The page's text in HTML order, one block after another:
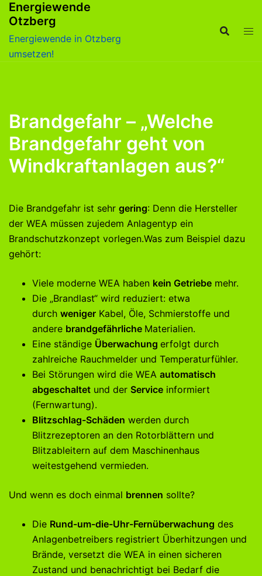
Zum
Inhalt
springen
Energiewende
Otzberg
Energiewende in Otzberg
umsetzen!
Brandgefahr – „Welche
Brandgefahr geht von
Windkraftanlagen aus?“
Die Brandgefahr ist sehr gering: Denn die Hersteller
der WEA müssen zujedem Anlagentyp ein
Brandschutzkonzept vorlegen.Was zum Beispiel dazu
gehört:
Viele moderne WEA haben kein Getriebe mehr.
Die „Brandlast“ wird reduziert: etwa
durch weniger Kabel, Öle, Schmierstoffe und
andere brandgefährliche Materialien.
Eine ständige Überwachung erfolgt durch
zahlreiche Rauchmelder und Temperaturfühler.
Bei Störungen wird die WEA automatisch
abgeschaltet und der Service informiert
(Fernwartung).
Blitzschlag-Schäden werden durch
Blitzrezeptoren an den Rotorblättern und
Blitzableitern auf dem Maschinenhaus
weitestgehend vermieden.
Und wenn es doch einmal brennen sollte?
Die Rund-um-die-Uhr-Fernüberwachung des
Anlagenbetreibers registriert Überhitzungen und
Brände, versetzt die WEA in einen sicheren
Zustand und benachrichtigt bei Bedarf die